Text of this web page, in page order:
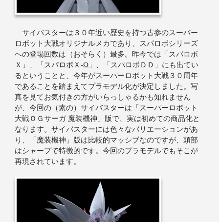
サイバスターは３０年近い歴史を持つ古参のスーパー
ロボット大戦オリジナルメカであり、スパロボシリーズ
への登場回数は（おそらく）最多。昨今では「スパロボ
Ｘ」、「スパロボＸ‐Ω」、「スパロボＤＤ」にも出てい
るということと、今年がスーパーロボット大戦３０周年
であることを踏まえてプラモデル化が決定しました。写
真を見てお気付きの方がいらっしゃるかも知れません
が、今回の（素の）サイバスターは「スーパーロボット
大戦ＯＧサーガ 魔装機神」版で、実は初めての商品化と
なります。サイバスターには色々なバリエーションがあ
り、「魔装機神」版は比較的マッシブなのですが、頭部
はシャープで特徴的です。今回のプラモデルでもそこが
再現されています。